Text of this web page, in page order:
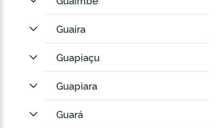
Guaíra
Guapiaçu
Guapiara
Guará